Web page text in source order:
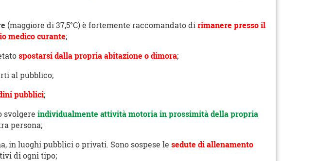
(maggiore di 37,5°C) è fortemente raccomandato di rimanere presso il
medico curante;
spostarsi dalla propria abitazione o dimora;
al pubblico;
pubblici;
svolgere individualmente attività motoria in prossimità della propria
persona;
in luoghi pubblici o privati. Sono sospese le sedute di allenamento
di ogni tipo;